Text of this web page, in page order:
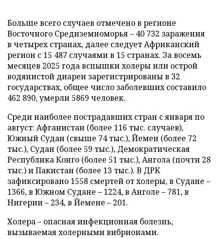
Больше всего случаев отмечено в регионе
Восточного Средиземноморья – 40 732 заражения
в четырех странах, далее следует Африканский
регион с 15 487 случаями в 15 странах. За восемь
месяцев 2025 года вспышки холеры или острой
водянистой диареи зарегистрированы в 32
государствах, общее число заболевших составило
462 890, умерли 5869 человек.
Среди наиболее пострадавших стран с января по
август: Афганистан (более 116 тыс. случаев),
Южный Судан (свыше 74 тыс.), Йемен (более 72
тыс.), Судан (более 59 тыс.), Демократическая
Республика Конго (более 51 тыс.), Ангола (почти 28
тыс.) и Пакистан (более 13 тыс.). В ДРК
зафиксировано 1558 смертей от холеры, в Судане –
1366, в Южном Судане – 1224, в Анголе – 781, в
Нигерии – 234, в Йемене – 201.
Холера – опасная инфекционная болезнь,
вызываемая холерными вибрионами.